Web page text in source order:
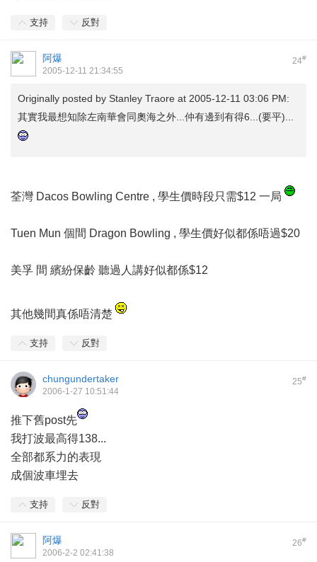
支持 反對
24#
阿爆
2005-12-11 21:34:55
Originally posted by Stanley Traore at 2005-12-11 03:06 PM:
其實我最想知除左南華會同奧海之外...仲有邊到有得6...(要平)...
荃灣 Dacos Bowling Centre , 學生價時段只需$12 一局
Tuen Mun 個間 Dragon Bowling , 學生價好似都係唔過$20
美孚 間 繽紛保齡 聽過人講好似都係$12
其他幾間真係唔清楚
支持 反對
25#
chungundertaker
2006-1-27 10:51:44
推下舊post先
我打波最高得138...
全部都系力的表現
成個波車埋去
支持 反對
26#
阿爆
2006-2-2 02:41:38